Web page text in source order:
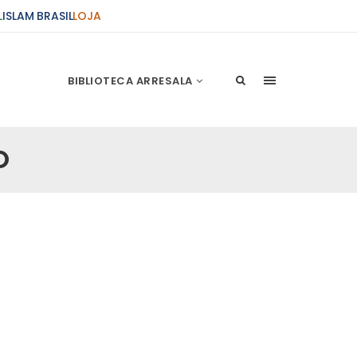
ISLAM BRASILLOJA
BIBLIOTECA ARRESALA